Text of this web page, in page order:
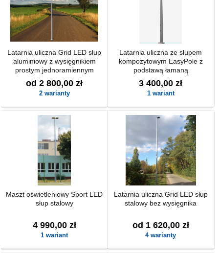
Latarnia uliczna Grid LED słup
aluminiowy z wysięgnikiem
prostym jednoramiennym
od 2 800,00 zł
2 warianty
Latarnia uliczna ze słupem
kompozytowym EasyPole z
podstawą łamaną
3 400,00 zł
1 wariant
Maszt oświetleniowy Sport LED
słup stalowy
4 990,00 zł
1 wariant
Latarnia uliczna Grid LED słup
stalowy bez wysięgnika
od 1 620,00 zł
4 warianty